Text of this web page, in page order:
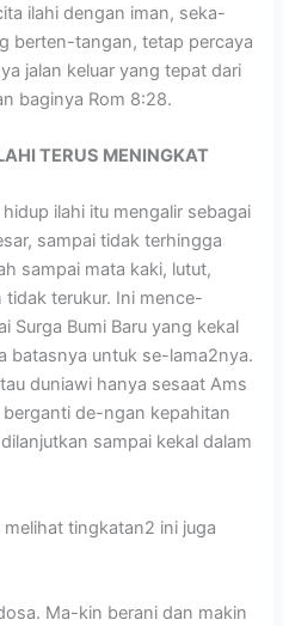
ilahi dengan iman, seka-
berten-tangan, tetap percaya
jalan keluar yang tepat dari
baginya Rom 8:28.
TERUS MENINGKAT
ilahi itu mengalir sebagai
sampai tidak terhingga
sampai mata kaki, lutut,
terukur. Ini mence-
Surga Bumi Baru yang kekal
batasnya untuk se-lama2nya.
duniawi hanya sesaat Ams
de-ngan kepahitan
sampai kekal dalam
melihat tingkatan2 ini juga
Ma-kin berani dan makin